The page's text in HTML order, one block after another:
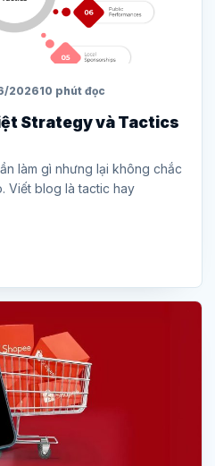
202610 phút đọc
Strategy và Tactics
làm gì nhưng lại không chắc
Viết blog là tactic hay